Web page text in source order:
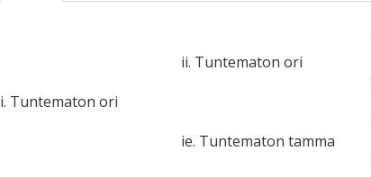
i. Tuntematon ori
ii. Tuntematon ori
ie. Tuntematon tamma